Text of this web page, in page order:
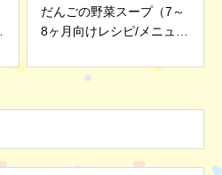
だんごの野菜スープ（7～
8ヶ月向けレシピ/メニュ